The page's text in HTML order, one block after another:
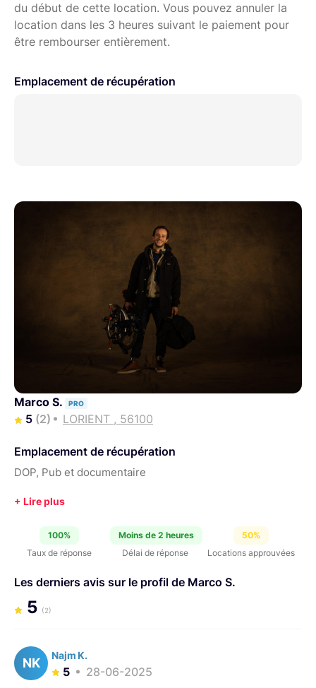
du début de cette location. Vous pouvez annuler la
location dans les 3 heures suivant le paiement pour
être rembourser entièrement.
Emplacement de récupération
Marco S. PRO
5 (2) LORIENT , 56100
Emplacement de récupération
DOP, Pub et documentaire
100%
Taux de réponse
Moins de 2 heures
Délai de réponse
50%
Locations approuvées
Les derniers avis sur le profil de Marco S.
5 (2)
NK
Najm K.
5
28-06-2025